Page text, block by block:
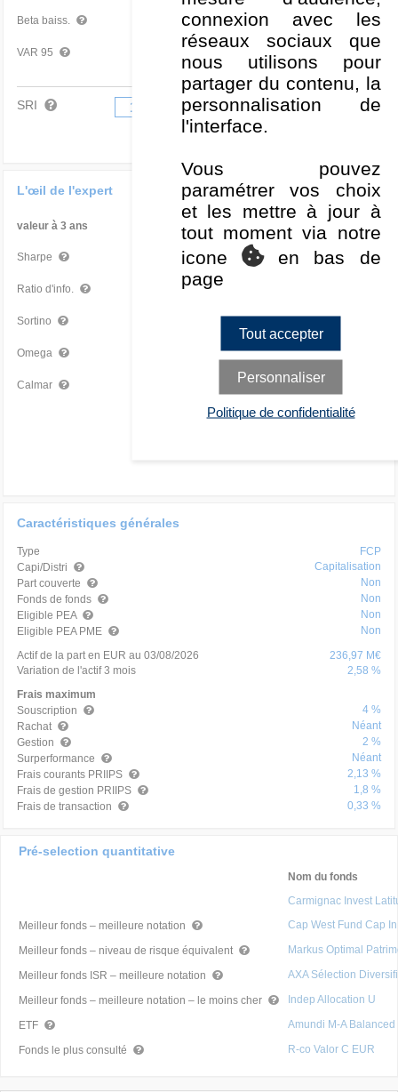
Beta baiss. 0,47 Bon
VAR 95
SRI 1 3 4 5 6 7
L'œil de l'expert
valeur à 3 ans Par rapport à la Cat
Sharpe 1,08 Très bon
Ratio d'info. 0,42
Sortino Très bon
Omega Très bon
Calmar Très bon
Caractéristiques générales
Type
FCP
Capi/Distri
Capitalisation
Part couverte
Non
Fonds de fonds
Non
Eligible PEA
Non
Eligible PEA PME
Non
Actif de la part en EUR au 03/08/2026
236,97 M€
Variation de l'actif 3 mois
2,58 %
Frais maximum
Souscription
4 %
Rachat
Néant
Gestion
2 %
Surperformance
Néant
Frais courants PRIIPS
2,13 %
Frais de gestion PRIIPS
1,8 %
Frais de transaction
0,33 %
Pré-selection quantitative
Nom du fonds
Carmignac Invest
Meilleur fonds – meilleure notation
Cap West Fund Cap In
Meilleur fonds – niveau de risque équivalent Markus Optimal
Meilleur fonds ISR – meilleure notation AXA Sélection
Meilleur fonds – meilleure notation – le moins cher Indep Allocation U
ETF Amundi M-A Balanced
Fonds le plus consulté R-co Valor C EUR
connexion avec les
réseaux sociaux que
nous utilisons pour
partager du contenu, la
personnalisation de
l'interface.
Vous pouvez
paramétrer vos choix
et les mettre à jour à
tout moment via notre
icone
en bas de
page
Tout accepter
Personnaliser
Politique de confidentialité